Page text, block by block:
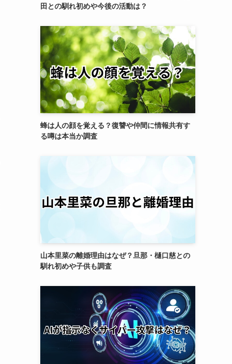
田との馴れ初めや今後の活動は？
蜂は人の顔を覚える？復讐や仲間に情報共有す
る噂は本当か調査
山本里菜の離婚理由はなぜ？旦那・樋口慈との
馴れ初めや子供も調査